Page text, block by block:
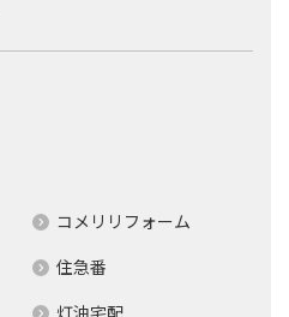
コメリリフォーム
住急番
灯油宅配